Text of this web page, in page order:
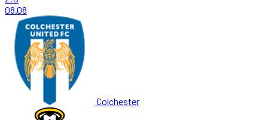
08.08
Colchester